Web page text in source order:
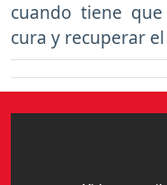
cuando tiene
cura y recuperar